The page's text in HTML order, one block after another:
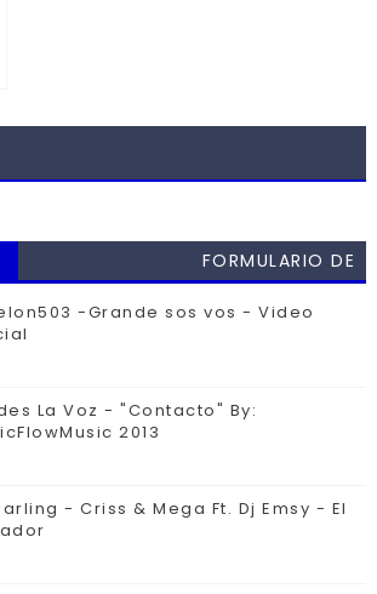
FORMULARIO DE
-Grande sos vos - Video
La Voz - "Contacto" By:
2013
- Criss & Mega Ft. Dj Emsy - El